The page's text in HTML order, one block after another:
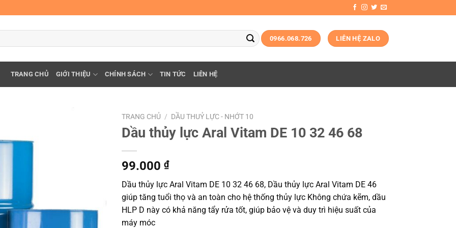
0966.068.726 LIÊN HỆ ZALO
TRANG CHỦ GIỚI THIỆU CHÍNH SÁCH TIN TỨC LIÊN HỆ
TRANG CHỦ / DẦU THUỶ LỰC - NHỚT 10
Dầu thủy lực Aral Vitam DE 10 32 46 68
99.000 ₫
Dầu thủy lực Aral Vitam DE 10 32 46 68, Dầu thủy lực Aral Vitam DE 46
giúp tăng tuổi thọ và an toàn cho hệ thống thủy lực Không chứa kẽm, dầu
HLP D này có khả năng tẩy rửa tốt, giúp bảo vệ và duy trì hiệu suất của
máy móc